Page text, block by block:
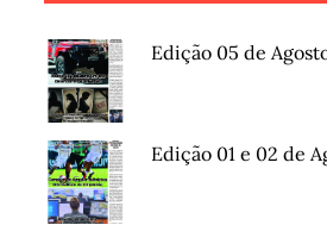
Edição 05 de
Edição 01 e 02 de